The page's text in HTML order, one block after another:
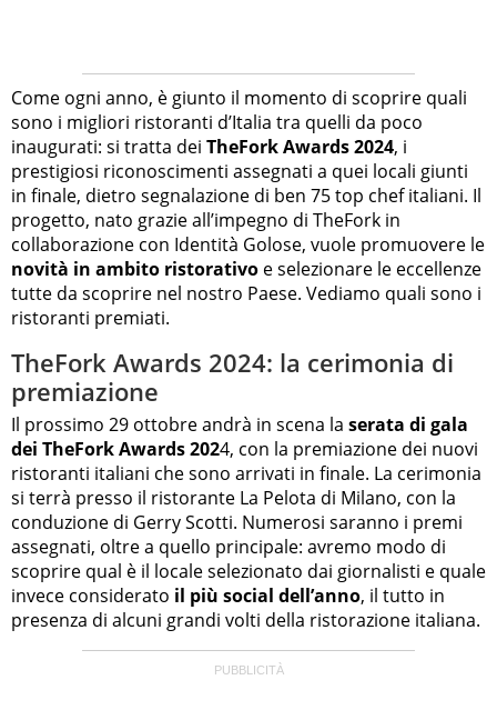
Come ogni anno, è giunto il momento di scoprire quali
sono i migliori ristoranti d’Italia tra quelli da poco
inaugurati: si tratta dei TheFork Awards 2024, i
prestigiosi riconoscimenti assegnati a quei locali giunti
in finale, dietro segnalazione di ben 75 top chef italiani. Il
progetto, nato grazie all’impegno di TheFork in
collaborazione con Identità Golose, vuole promuovere le
novità in ambito ristorativo e selezionare le eccellenze
tutte da scoprire nel nostro Paese. Vediamo quali sono i
ristoranti premiati.
TheFork Awards 2024: la cerimonia di
premiazione
Il prossimo 29 ottobre andrà in scena la serata di gala
dei TheFork Awards 2024, con la premiazione dei nuovi
ristoranti italiani che sono arrivati in finale. La cerimonia
si terrà presso il ristorante La Pelota di Milano, con la
conduzione di Gerry Scotti. Numerosi saranno i premi
assegnati, oltre a quello principale: avremo modo di
scoprire qual è il locale selezionato dai giornalisti e quale
invece considerato il più social dell’anno, il tutto in
presenza di alcuni grandi volti della ristorazione italiana.